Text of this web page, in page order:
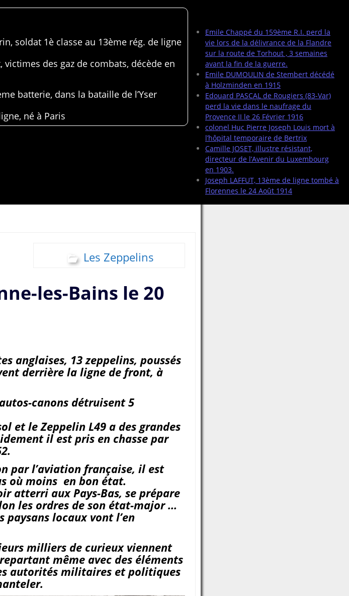
Emile Chappé du 159ème R.I. perd la
vie lors de la délivrance de la Flandre
sur la route de Torhout , 3 semaines
avant la fin de la guerre.
Emile DUMOULIN de Stembert décédé
à Holzminden en 1915
Edouard PASCAL de Rougiers (83-Var)
perd la vie dans le naufrage du
Provence II le 26 Février 1916
colonel Huc Pierre Joseph Louis mort à
l’hôpital temporaire de Bertrix
Camille JOSET, illustre résistant,
directeur de l’Avenir du Luxembourg
en 1903.
Joseph LAFFUT, 13ème de ligne tombé à
Florennes le 24 Août 1914
soldat 1è classe au 13ème rég. de ligne
victimes des gaz de combats, décède en
batterie, dans la bataille de l’Yser
né à Paris
Les Zeppelins
les-Bains le 20
anglaises, 13 zeppelins, poussés
derrière la ligne de front, à
canons détruisent 5
et le Zeppelin L49 a des grandes
il est pris en chasse par
par l’aviation française, il est
où moins en bon état.
atterri aux Pays-Bas, se prépare
les ordres de son état-major …
paysans locaux vont l’en
milliers de curieux viennent
même avec des éléments
autorités militaires et politiques